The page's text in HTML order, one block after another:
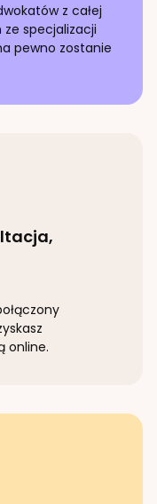
z całej
ze specjalizacji
pewno zostanie
online.